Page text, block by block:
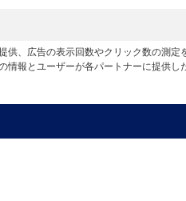
、広告の表示回数やクリック数の測
報とユーザーが各パートナーに提供